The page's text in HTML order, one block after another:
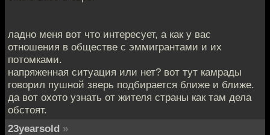
ладно меня вот что интересует, а как у вас
отношения в обществе с эммигрантами и их
потомками.
напряженная ситуация или нет? вот тут камрады
говорил пушной зверь подбирается ближе и ближе.
да вот охото узнать от жителя страны как там дела
обстоят.
23yearsold »